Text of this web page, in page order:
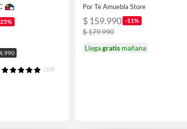
(14)
Por Te Amuebla Store
$ 159.990 -11%
$ 179.990
Llegagratis mañana